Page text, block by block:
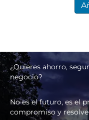
¿Quieres ahorro,
negocio?
No es el futuro, es el
compromiso y